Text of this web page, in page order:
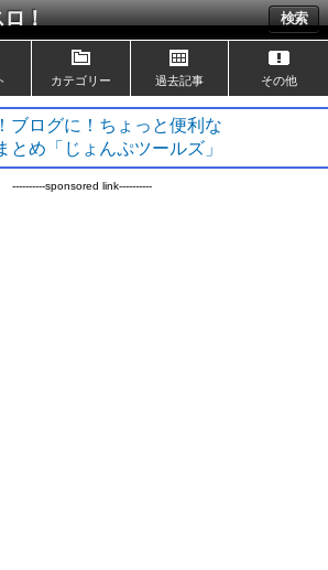
！ 検索
カテゴリー 過去記事 その他
ブログに！ちょっと便利な
とめ「じょんぷツールズ」
----------sponsored link----------